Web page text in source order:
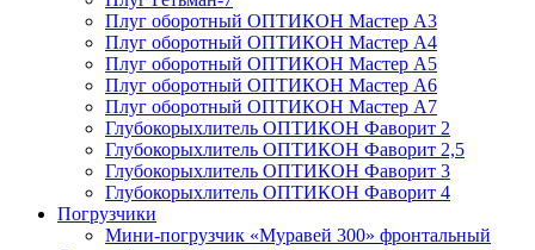
Плуг оборотный ОПТИКОН Мастер А3
Плуг оборотный ОПТИКОН Мастер А4
Плуг оборотный ОПТИКОН Мастер А5
Плуг оборотный ОПТИКОН Мастер А6
Плуг оборотный ОПТИКОН Мастер А7
Глубокорыхлитель ОПТИКОН Фаворит 2
Глубокорыхлитель ОПТИКОН Фаворит 2,5
Глубокорыхлитель ОПТИКОН Фаворит 3
Глубокорыхлитель ОПТИКОН Фаворит 4
Погрузчики
Мини-погрузчик «Муравей 300» фронтальный